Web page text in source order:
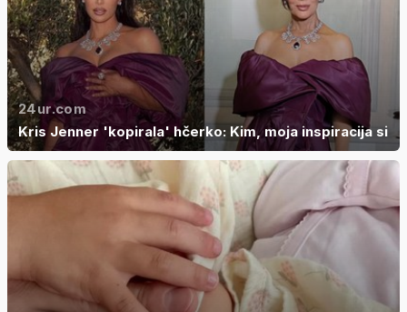
24ur.com
Kris Jenner 'kopirala' hčerko: Kim, moja inspiracija si